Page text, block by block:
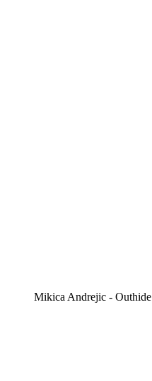
Mikica Andrejic - Outhide